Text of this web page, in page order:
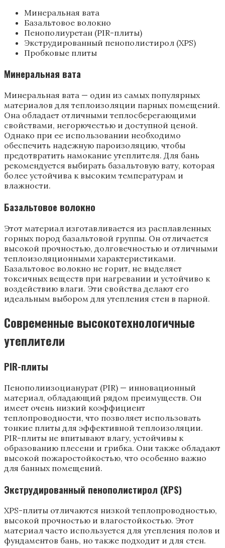
Минеральная вата
Базальтовое волокно
Пенополиуретан (PIR-плиты)
Экструдированный пенополистирол (XPS)
Пробковые плиты
Минеральная вата
Минеральная вата — один из самых популярных
материалов для теплоизоляции парных помещений.
Она обладает отличными теплосберегающими
свойствами, негорючестью и доступной ценой.
Однако при ее использовании необходимо
обеспечить надежную пароизоляцию, чтобы
предотвратить намокание утеплителя. Для бань
рекомендуется выбирать базальтовую вату, которая
более устойчива к высоким температурам и
влажности.
Базальтовое волокно
Этот материал изготавливается из расплавленных
горных пород базальтовой группы. Он отличается
высокой прочностью, долговечностью и отличными
теплоизоляционными характеристиками.
Базальтовое волокно не горит, не выделяет
токсичных веществ при нагревании и устойчиво к
воздействию влаги. Эти свойства делают его
идеальным выбором для утепления стен в парной.
Современные высокотехнологичные
утеплители
PIR-плиты
Пенополиизоцианурат (PIR) — инновационный
материал, обладающий рядом преимуществ. Он
имеет очень низкий коэффициент
теплопроводности, что позволяет использовать
тонкие плиты для эффективной теплоизоляции.
PIR-плиты не впитывают влагу, устойчивы к
образованию плесени и грибка. Они также обладают
высокой пожаростойкостью, что особенно важно
для банных помещений.
Экструдированный пенополистирол (XPS)
XPS-плиты отличаются низкой теплопроводностью,
высокой прочностью и влагостойкостью. Этот
материал часто используется для утепления полов и
фундаментов бань, но также подходит и для стен.